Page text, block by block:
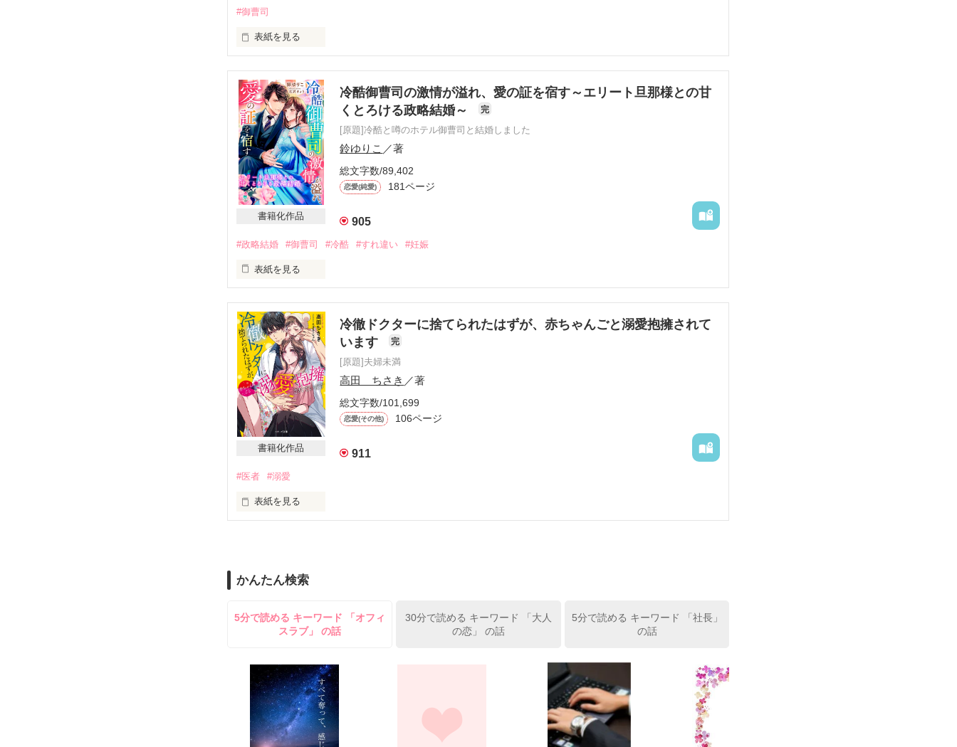
#御曹司
表紙を見る
×
☆蓮見  慧（はすみ けい）
   蓮見不動産の社長令息 、30歳
今日は上司の歓送会。
でも仕事が終わらず、
私はオフィスでひとり残業。
そこへ突然彼が現れたーーー。
☆素敵なレビューどうもありがとう
ございました❤️❤️❤️
書籍化作品
冷酷御曹司の激情が溢れ、愛の証を宿す～エリート旦那様との甘
くとろける政略結婚～
完
[原題]冷酷と噂のホテル御曹司と結婚しました
鈴ゆりこ ／著
総文字数/89,402
恋愛(純愛) 181ページ
905
#政略結婚 #御曹司 #冷酷 #すれ違い #妊娠
表紙を見る
老舗旅館の末娘・菫のもとに縁談の話が舞い込んだ。
お相手は冷酷と噂されるホテル御曹司で……
「結婚して夫婦になったとはいえ、俺はきみの心まで欲しいとは思っていない」
大手ホテル会社　社長
宮條充(35)
「あなたのことを好きかと聞かれるとそうでもないし、好きになれるかわからないけど……」
お互いの言葉を誤解したまま結婚したふたりの結婚生活の行方は……⁉
2022.8.22～8.25
書籍化作品
冷徹ドクターに捨てられたはずが、赤ちゃんごと溺愛抱擁されて
います
完
[原題]夫婦未満
高田 ちさき ／著
総文字数/101,699
恋愛(その他) 106ページ
911
#医者 #溺愛
表紙を見る
イケメンお医者さま
友達だと思っていたのに……
不器用なカップルの溺愛のお話
かんたん検索
5分で読める キーワード 「オフィ
スラブ」 の話
30分で読める キーワード 「大人
の恋」 の話
5分で読める キーワード 「社長」
の話